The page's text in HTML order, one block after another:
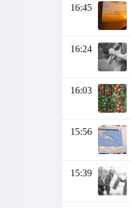
16:45
16:24
16:03
15:56
15:39